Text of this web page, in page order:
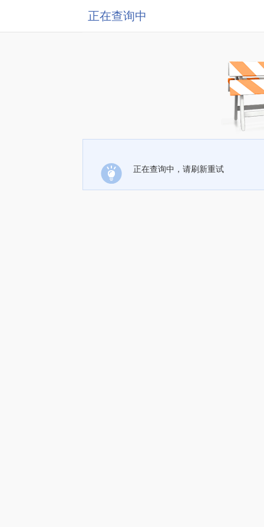
正在查询中
正在查询中，请刷新重试